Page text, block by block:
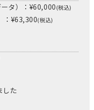
タ）：¥60,000(税込)
：¥63,300(税込)
した